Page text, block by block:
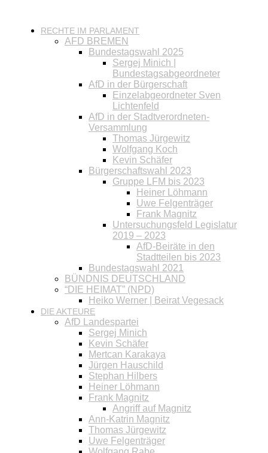
RECHTE IM PARLAMENT
AFD BREMEN
Bundestagswahl 2025
Sergej Minich |
Bundestagsabgeordneter
AfD in der Bürgerschaft
Einzelabgeordneter Sven
Lichtenfeld
AfD in der Stadtverordneten-
Versammlung
Thomas Jürgewitz
Wolfgang Koch
Kevin Schäfer
Bürgerschaftswahl 2023
Gruppe LFM bis 2023
Heiner Löhmann
Uwe Felgenträger
Frank Magnitz
Untersuchungsfeld Legislatur
2019 – 2023
AfD-Beiräte in den
Stadtteilen bis 2023
Bundestagswahl 2021
BÜNDNIS DEUTSCHLAND
“DIE HEIMAT” (NPD)
Heiko Werner | Beirat Vegesack
DIE AKTEURE
AfD Landespartei
Sergej Minich
Kevin Schäfer
Mertcan Karakaya
Jürgen Hauschild
Stephan Hilbers
Heiner Löhmann
Frank Magnitz
Angriff auf Magnitz
Ann-Katrin Magnitz
Thomas Jürgewitz
Uwe Felgenträger